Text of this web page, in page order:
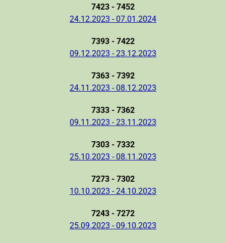
7423 - 7452
24.12.2023 - 07.01.2024
7393 - 7422
09.12.2023 - 23.12.2023
7363 - 7392
24.11.2023 - 08.12.2023
7333 - 7362
09.11.2023 - 23.11.2023
7303 - 7332
25.10.2023 - 08.11.2023
7273 - 7302
10.10.2023 - 24.10.2023
7243 - 7272
25.09.2023 - 09.10.2023